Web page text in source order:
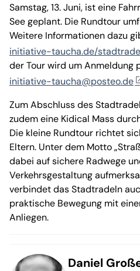
Samstag, 13. Juni, ist eine
See geplant. Die Rundtour
Weitere Informationen dazu
initiative-taucha.de/
der Tour wird um Anmeldung
initiative-taucha@posteo.de
Zum Abschluss des
zudem eine Kidical Mass
Die kleine Rundtour richtet
Eltern. Unter dem Motto
dabei auf sichere Radwege
Verkehrsgestaltung
verbindet das Stadtradeln
praktische Bewegung mit
Anliegen.
Daniel